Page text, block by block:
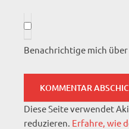
Benachrichtige mich
Diese Seite verwendet
reduzieren. Erfahre, wie